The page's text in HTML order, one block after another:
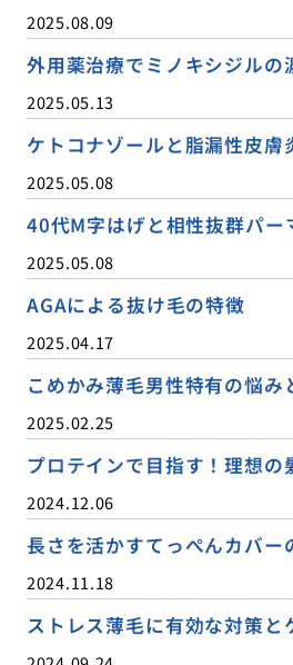
2025.08.09
外用薬治療でミノキシジルの
2025.05.13
ケトコナゾールと脂漏性皮膚
2025.05.08
40代M字はげと相性抜群パー
2025.05.08
AGAによる抜け毛の特徴
2025.04.17
こめかみ薄毛男性特有の悩み
2025.02.25
プロテインで目指す！理想の
2024.12.06
長さを活かすてっぺんカバー
2024.11.18
ストレス薄毛に有効な対策と